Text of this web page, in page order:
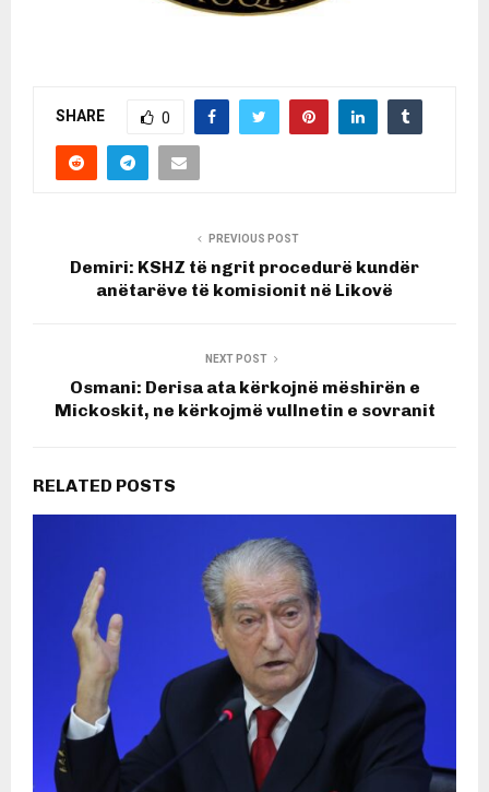
SHARE 0
PREVIOUS POST
Demiri: KSHZ të ngrit procedurë kundër
anëtarëve të komisionit në Likovë
NEXT POST
Osmani: Derisa ata kërkojnë mëshirën e
Mickoskit, ne kërkojmë vullnetin e sovranit
RELATED POSTS